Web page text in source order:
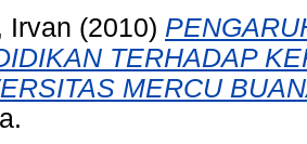
Irvan (2010)
TERHADAP
MERCU